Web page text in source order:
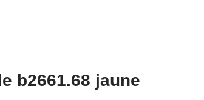
b2661.68 jaune